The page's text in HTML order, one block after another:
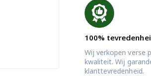
100%
Wij verkopen verse
kwaliteit. Wij
klanttevredenheid.